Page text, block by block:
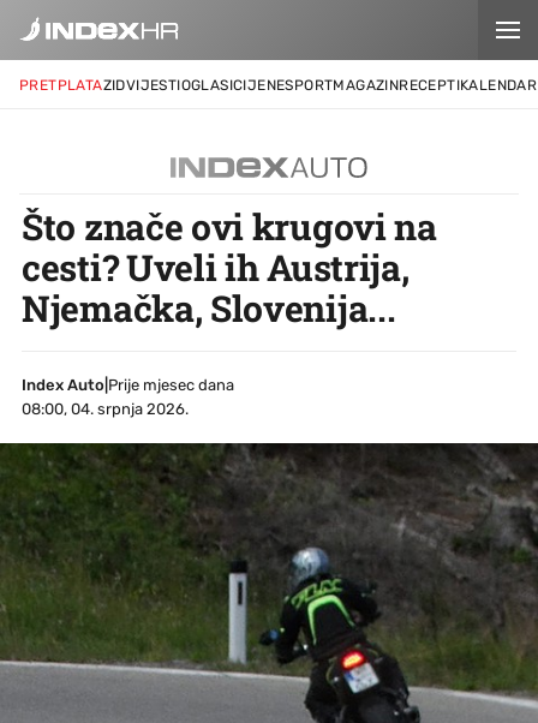
PRETPLATAZIDVIJESTIOGLASICIJENESPORTMAGAZINRECEPTIKALENDAR
Što znače ovi krugovi na
cesti? Uveli ih Austrija,
Njemačka, Slovenija...
Index Auto
Prije mjesec dana
08:00, 04. srpnja 2026.